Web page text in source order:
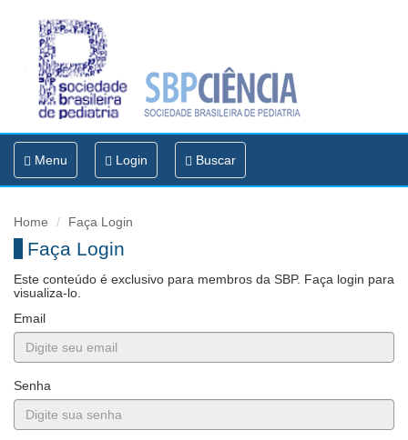
Toggle
navigation
Menu Login Buscar
Home Faça Login
Faça Login
Este conteúdo é exclusivo para membros da SBP. Faça login para
visualiza-lo.
Email
Senha